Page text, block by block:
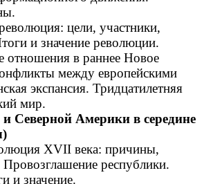
цели, участники,
и значение революции.
в раннее Новое
между европейскими
экспансия. Тридцатилетняя
мир.
Северной Америки в середине
XVII века: причины,
республики.
и значение.